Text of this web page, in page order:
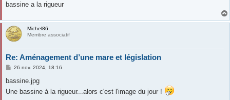
bassine a la rigueur
Michel86
Membre associatif
Re: Aménagement d’une mare et législation
M
s
a
26 nov. 2024, 18:16
bassine.jpg
Une bassine à la rigueur...alors c'est l'image du jour !